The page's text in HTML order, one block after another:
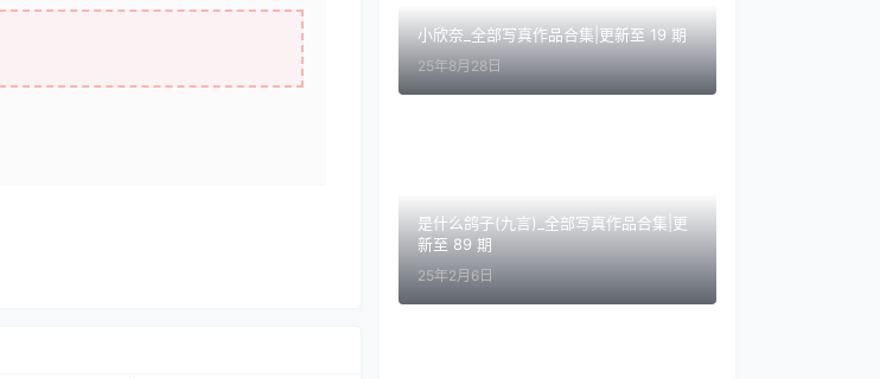
小欣奈_全部写真作品合集|更新至 19 期
25年8月28日
是什么鸽子(九言)_全部写真作品合集|更
新至 89 期
25年2月6日